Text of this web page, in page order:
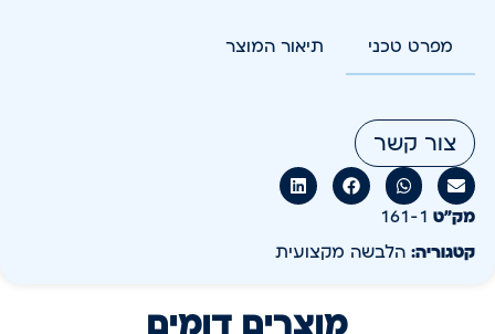
מפרט טכני תיאור המוצר
צור קשר
מק״ט 161-1
קטגוריה: הלבשה מקצועית
מוצרים דומים